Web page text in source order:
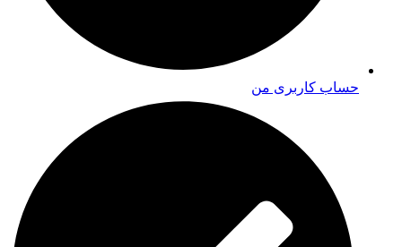
حساب کاربری من